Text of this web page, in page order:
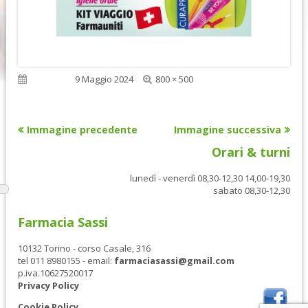
Pubblicato9 Maggio 2024
Dimensione
800 × 500
Immagine precedente Immagine successiva
Orari & turni
lunedì - venerdì 08,30-12,30 14,00-19,30
sabato 08,30-12,30
Farmacia Sassi
10132 Torino - corso Casale, 316
tel 011 8980155 - email: farmaciasassi@gmail.com
p.iva.10627520017
Privacy Policy